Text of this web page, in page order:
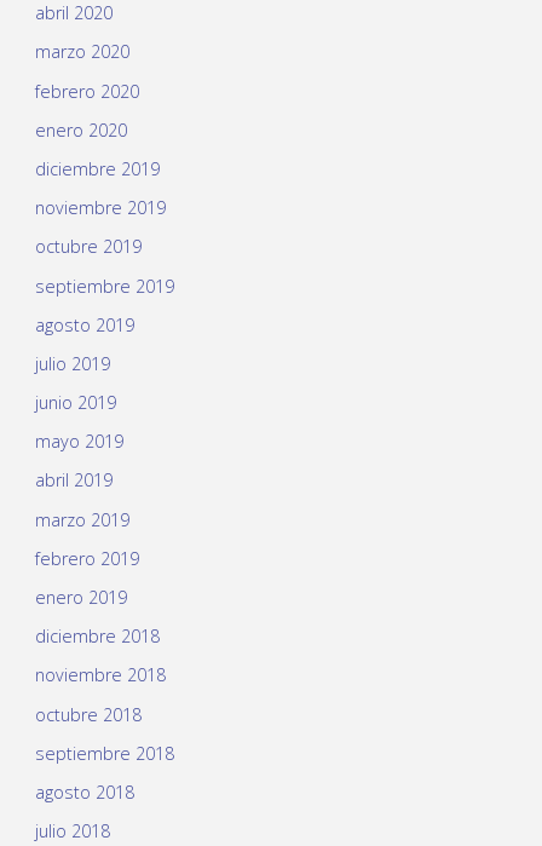
abril 2020
marzo 2020
febrero 2020
enero 2020
diciembre 2019
noviembre 2019
octubre 2019
septiembre 2019
agosto 2019
julio 2019
junio 2019
mayo 2019
abril 2019
marzo 2019
febrero 2019
enero 2019
diciembre 2018
noviembre 2018
octubre 2018
septiembre 2018
agosto 2018
julio 2018